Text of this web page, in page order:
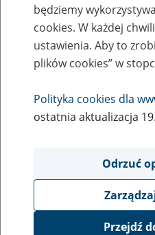
Dr hab. Tomasz
UW
będziemy
cookies. W każdej
ustawienia. Aby to
plików cookies” w
Polityka cookies dla
ostatnia aktualizacja
Odrzuć
Przejdź